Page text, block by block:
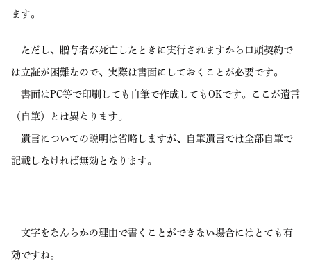
ます。
ただし、贈与者が死亡したときに実行されますから口頭契約で
は立証が困難なので、実際は書面にしておくことが必要です。
書面はPC等で印刷しても自筆で作成してもOKです。ここが遺言
（自筆）とは異なります。
遺言についての説明は省略しますが、自筆遺言では全部自筆で
記載しなければ無効となります。
文字をなんらかの理由で書くことができない場合にはとても有
効ですね。